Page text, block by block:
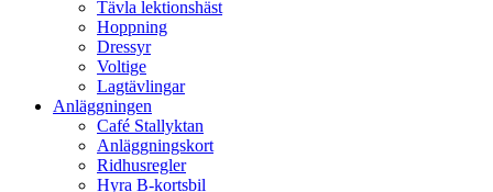
Tävla lektionshäst
Hoppning
Dressyr
Voltige
Lagtävlingar
Anläggningen
Café Stallyktan
Anläggningskort
Ridhusregler
Hyra B-kortsbil